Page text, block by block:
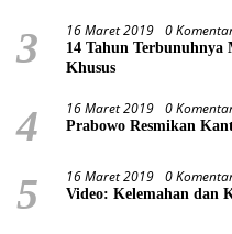
3 16 Maret 2019 0
14 Tahun
Khusus
4 16 Maret 2019 0
Prabowo Resmikan
5 16 Maret 2019 0
Video: Kelemahan dan